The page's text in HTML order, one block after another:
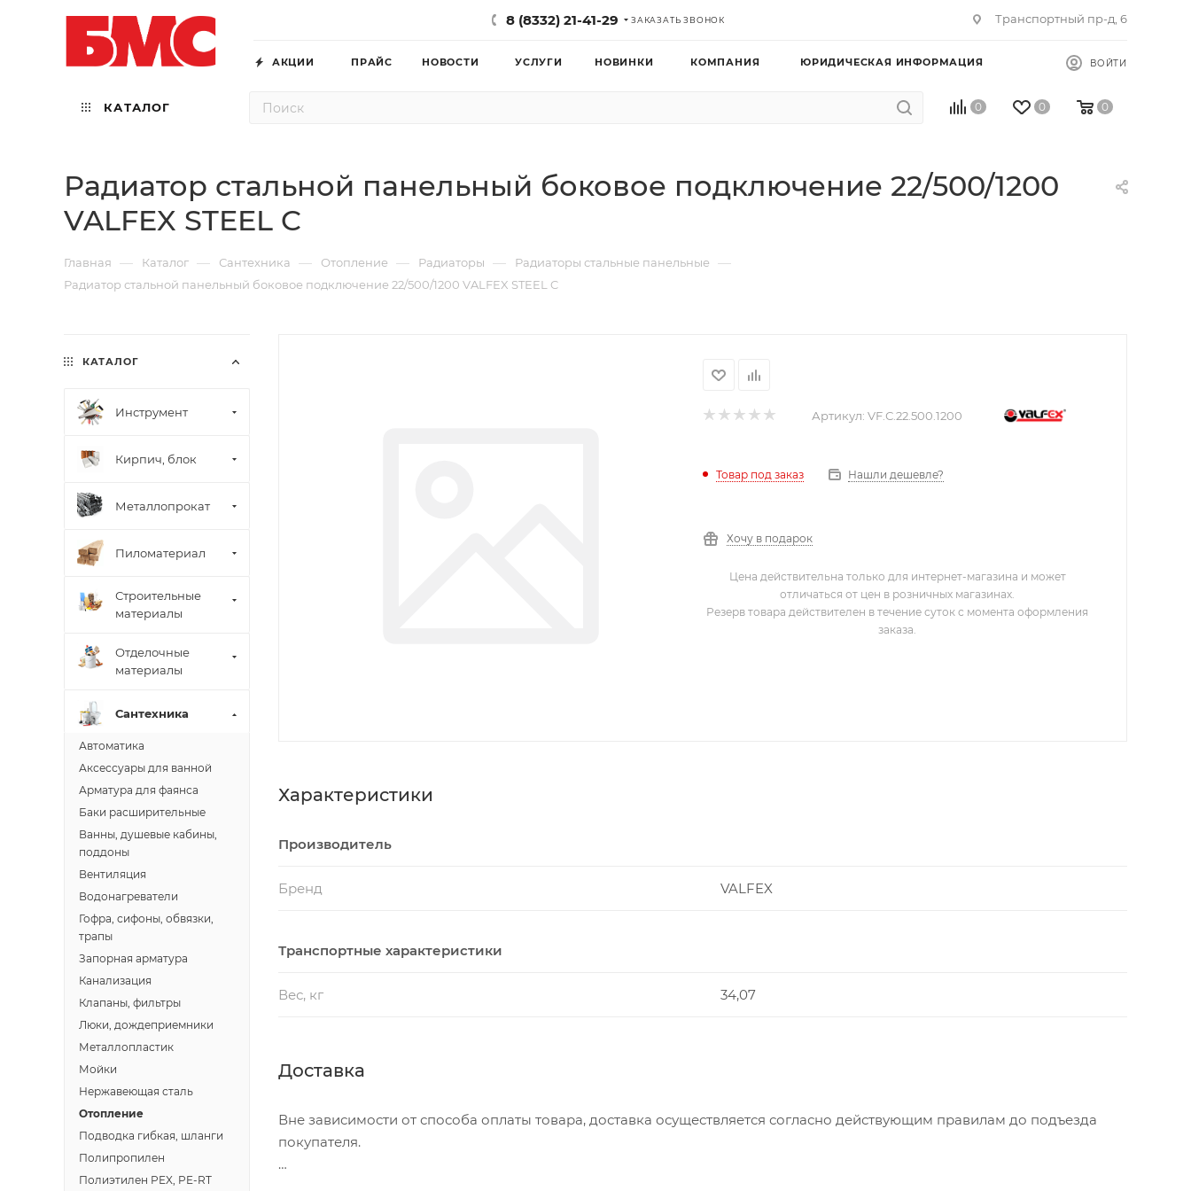
8 (8332) 21-41-29 ЗАКАЗАТЬ ЗВОНОК Транспортный пр-д, 6
АКЦИИ ПРАЙС НОВОСТИ УСЛУГИ НОВИНКИ КОМПАНИЯ ЮРИДИЧЕСКАЯ ИНФОРМАЦИЯ ВОЙТИ
КАТАЛОГ 0 0 0
Радиатор стальной панельный боковое подключение 22/500/1200
VALFEX STEEL C
Главная — Каталог — Сантехника — Отопление — Радиаторы — Радиаторы стальные панельные —
Радиатор стальной панельный боковое подключение 22/500/1200 VALFEX STEEL C
Артикул: VF.С.22.500.1200
Товар под заказ Нашли дешевле?
Хочу в подарок
Цена действительна только для интернет-магазина и может
отличаться от цен в розничных магазинах.
Резерв товара действителен в течение суток с момента оформления
заказа.
Характеристики
Производитель
Бренд VALFEX
Транспортные характеристики
Вес, кг 34,07
Доставка
Вне зависимости от способа оплаты товара, доставка осуществляется согласно действующим правилам до подъезда
покупателя.
КАТАЛОГ
Инструмент
Кирпич, блок
Металлопрокат
Пиломатериал
Строительные
материалы
Отделочные
материалы
Сантехника
Автоматика
Аксессуары для ванной
Арматура для фаянса
Баки расширительные
Ванны, душевые кабины,
поддоны
Вентиляция
Водонагреватели
Гофра, сифоны, обвязки,
трапы
Запорная арматура
Канализация
Клапаны, фильтры
Люки, дождеприемники
Металлопластик
Мойки
Нержавеющая сталь
Отопление
Подводка гибкая, шланги
Полипропилен
Полиэтилен PEX, PE-RT